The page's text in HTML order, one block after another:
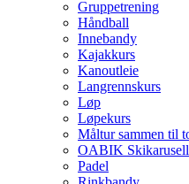
Gruppetrening
Håndball
Innebandy
Kajakkurs
Kanoutleie
Langrennskurs
Løp
Løpekurs
Måltur sammen til
OABIK Skikarusell
Padel